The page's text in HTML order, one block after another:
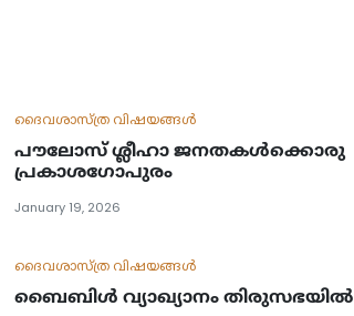
ദൈവശാസ്ത്ര വിഷയങ്ങള്‍
പൗലോസ് ശ്ലീഹാ ജനതകൾക്കൊരു
പ്രകാശഗോപുരം
January 19, 2026
ദൈവശാസ്ത്ര വിഷയങ്ങള്‍
ബൈബിൾ വ്യാഖ്യാനം തിരുസഭയിൽ